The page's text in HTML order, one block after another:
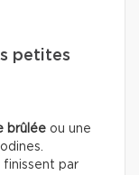
petites
brûlée ou une
par